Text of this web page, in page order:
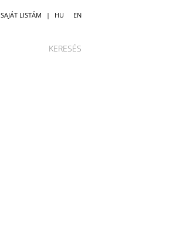
SAJÁT LISTÁM | HU EN
KERESÉS